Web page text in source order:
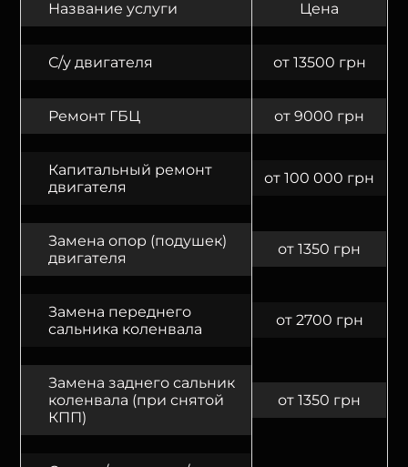
Название услуги Цена
С/у двигателя от 13500 грн
Ремонт ГБЦ от 9000 грн
Капитальный ремонт
двигателя
от 100 000 грн
Замена опор (подушек)
двигателя
от 1350 грн
Замена переднего
сальника коленвала
от 2700 грн
Замена заднего сальник
коленвала (при снятой
КПП)
от 1350 грн